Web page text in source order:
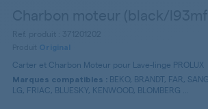
Original
Carter et Charbon Moteur pour Lave-linge PROLUX
Marques compatibles : BEKO, BRANDT, FAR,
LG, FRIAC, BLUESKY, KENWOOD, BLOMBERG ...